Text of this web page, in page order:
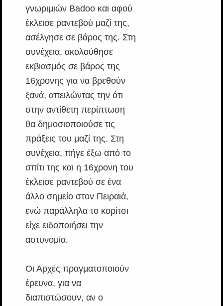
γνωριμιών Badoo και αφού
έκλεισε ραντεβού μαζί της,
ασέλγησε σε βάρος της. Στη
συνέχεια, ακολούθησε
εκβιασμός σε βάρος της
16χρονης για να βρεθούν
ξανά, απειλώντας την ότι
στην αντίθετη περίπτωση
θα δημοσιοποιούσε τις
πράξεις του μαζί της. Στη
συνέχεια, πήγε έξω από το
σπίτι της και η 16χρονη του
έκλεισε ραντεβού σε ένα
άλλο σημείο στον Πειραιά,
ενώ παράλληλα το κορίτσι
είχε ειδοποιήσει την
αστυνομία.
Οι Αρχές πραγματοποιούν
έρευνα, για να
διαπιστώσουν, αν ο